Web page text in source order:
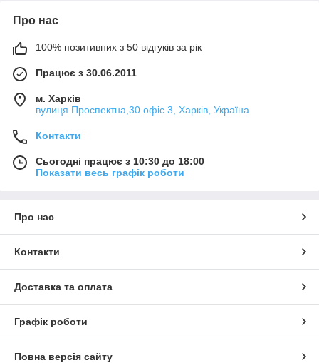
Про нас
100% позитивних з 50 відгуків за рік
Працює з 30.06.2011
м. Харків
вулиця Проспектна,30 офіс 3, Харків, Україна
Контакти
Сьогодні працює з 10:30 до 18:00
Показати весь графік роботи
Про нас
Контакти
Доставка та оплата
Графік роботи
Повна версія сайту